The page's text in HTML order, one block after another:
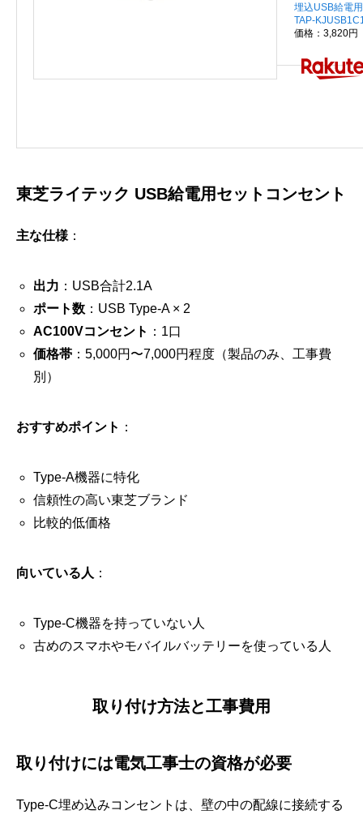
埋込USB給電
TAP-
価格：3,820円
東芝ライテック USB給電用セットコンセント
主な仕様 ：
出力 ：USB合計2.1A
ポート数：USB Type-A × 2
AC100Vコンセント ：1口
価格帯：5,000円〜7,000円程度（製品のみ、工事費
別）
おすすめポイント ：
Type-A機器に特化
信頼性の高い東芝ブランド
比較的低価格
向いている人 ：
Type-C機器を持っていない人
古めのスマホやモバイルバッテリーを使っている人
取り付け方法と工事費用
取り付けには電気工事士の資格が必要
Type-C埋め込みコンセントは、壁の中の配線に接続する